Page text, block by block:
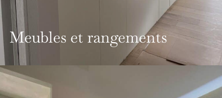
Meubles et rangements